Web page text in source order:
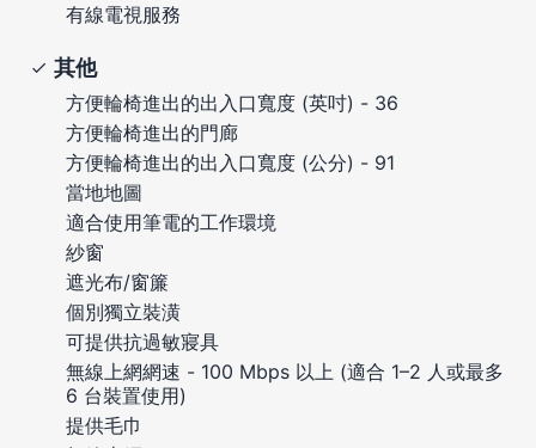
有線電視服務
其他
方便輪椅進出的出入口寬度 (英吋) - 36
方便輪椅進出的門廊
方便輪椅進出的出入口寬度 (公分) - 91
當地地圖
適合使用筆電的工作環境
紗窗
遮光布/窗簾
個別獨立裝潢
可提供抗過敏寢具
無線上網網速 - 100 Mbps 以上 (適合 1–2 人或最多
6 台裝置使用)
提供毛巾